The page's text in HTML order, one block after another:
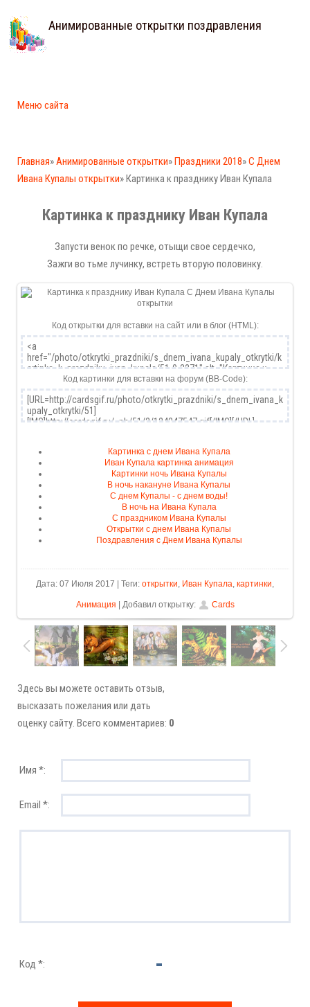
Анимированные открытки поздравления
Меню сайта
Главная»Анимированные открытки»Праздники 2018»С Днем
Ивана Купалы открытки» Картинка к празднику Иван Купала
Картинка к празднику Иван Купала
Запусти венок по речке, отыщи свое сердечко,
Зажги во тьме лучинку, встреть вторую половинку.
Код открытки для вставки на сайт или в блог (HTML):
Код картинки для вставки на форум (BB-Code):
Картинка с днем Ивана Купала
Иван Купала картинка анимация
Картинки ночь Ивана Купалы
В ночь накануне Ивана Купалы
С днем Купалы - с днем воды!
В ночь на Ивана Купала
С праздником Ивана Купалы
Открытки с днем Ивана Купалы
Поздравления с Днем Ивана Купалы
Дата: 07 Июля 2017 | Теги: открытки, Иван Купала, картинки,
Анимация | Добавил открытку: Cards
Здесь вы можете оставить отзыв,
высказать пожелания или дать
оценку сайту. Всего комментариев: 0
Имя *:
Email *:
Код *: